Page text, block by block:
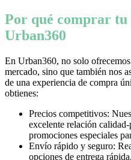
Por qué comprar
Urban360
En Urban360, no solo
mercado, sino que también nos
de una experiencia de compra
obtienes:
Precios competitivos:
excelente relación
promociones especiales
Envío rápido y seguro:
opciones de entrega